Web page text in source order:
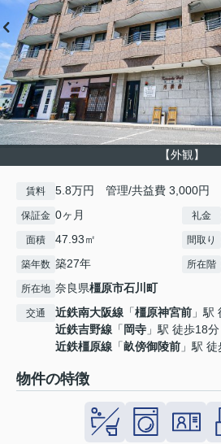
【外観】
賃料 5.8万円 管理/共益費 3,000円
保証金 0ヶ月 礼金
面積 47.93㎡ 間取り
築年数 築27年 所在階
所在地 奈良県橿原市石川町
交通 近鉄南大阪線 「橿原神宮前 」駅
近鉄吉野線 「岡寺 」駅 徒歩18分
近鉄橿原線 「畝傍御陵前 」駅
物件の特徴